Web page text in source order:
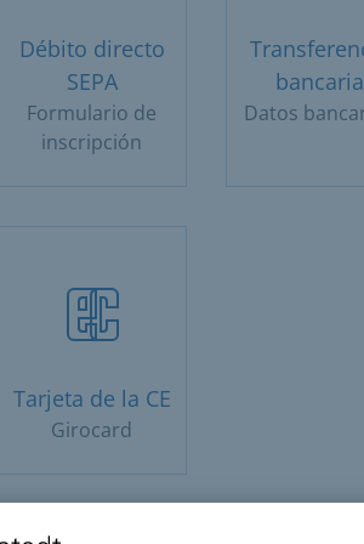
Débito directo
SEPA
Formulario de
inscripción
bancaria
Datos
Tarjeta de la CE
Girocard